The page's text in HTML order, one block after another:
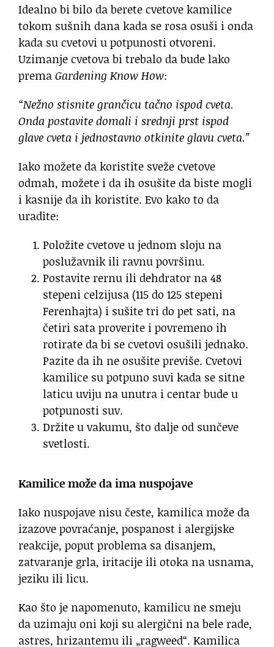
Idealno bi bilo da berete cvetove kamilice
tokom sušnih dana kada se rosa osuši i onda
kada su cvetovi u potpunosti otvoreni.
Uzimanje cvetova bi trebalo da bude lako
premaGardening Know How:
“Nežno stisnite grančicu tačno ispod cveta.
Onda postavite domali i srednji prst ispod
glave cveta i jednostavno otkinite glavu cveta.”
Iako možete da koristite sveže cvetove
odmah, možete i da ih osušite da biste mogli
i kasnije da ih koristite. Evo kako to da
uradite:
Položite cvetove u jednom sloju na
poslužavnik ili ravnu površinu.
Postavite rernu ili dehdrator na 48
stepeni celzijusa (115 do 125 stepeni
Ferenhajta) i sušite tri do pet sati, na
četiri sata proverite i povremeno ih
rotirate da bi se cvetovi osušili jednako.
Pazite da ih ne osušite previše. Cvetovi
kamilice su potpuno suvi kada se sitne
laticu uviju na unutra i centar bude u
potpunosti suv.
Držite u vakumu, što dalje od sunčeve
svetlosti.
Kamilice može da ima nuspojave
Iako nuspojave nisu česte, kamilica može da
izazove povraćanje, pospanost i alergijske
reakcije, poput problema sa disanjem,
zatvaranje grla, iritacije ili otoka na usnama,
jeziku ili licu.
Kao što je napomenuto, kamilicu ne smeju
da uzimaju oni koji su alergični na bele rade,
astres, hrizantemu ili „ragweed“. Kamilica